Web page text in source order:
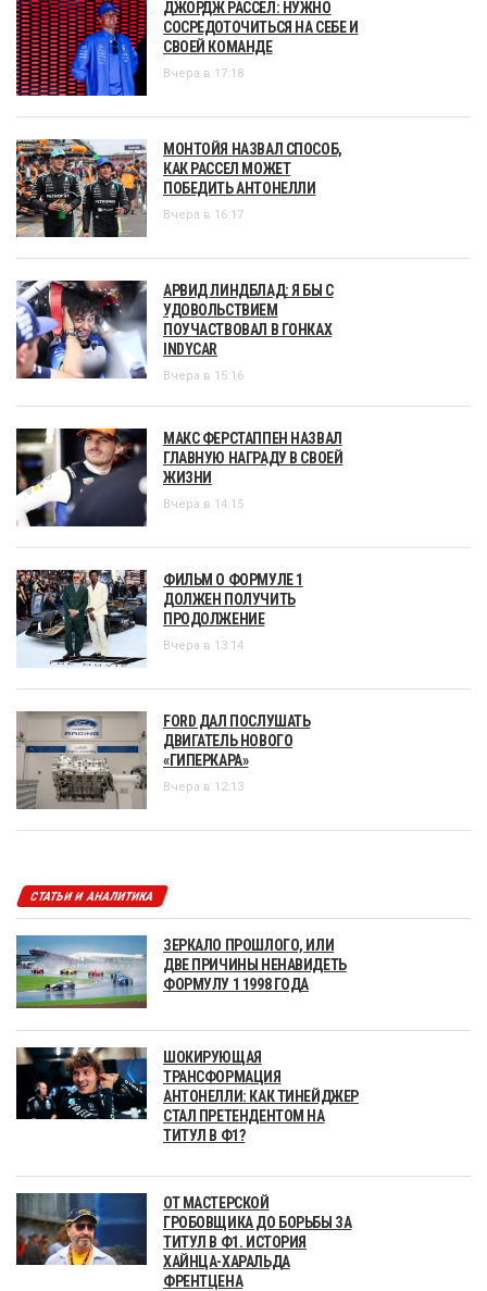
ДЖОРДЖ РАССЕЛ: НУЖНО
СОСРЕДОТОЧИТЬСЯ НА СЕБЕ И
СВОЕЙ КОМАНДЕ
Вчера в 17:18
МОНТОЙЯ НАЗВАЛ СПОСОБ,
КАК РАССЕЛ МОЖЕТ
ПОБЕДИТЬ АНТОНЕЛЛИ
Вчера в 16:17
АРВИД ЛИНДБЛАД: Я БЫ С
УДОВОЛЬСТВИЕМ
ПОУЧАСТВОВАЛ В ГОНКАХ
INDYCAR
Вчера в 15:16
МАКС ФЕРСТАППЕН НАЗВАЛ
ГЛАВНУЮ НАГРАДУ В СВОЕЙ
ЖИЗНИ
Вчера в 14:15
ФИЛЬМ О ФОРМУЛЕ 1
ДОЛЖЕН ПОЛУЧИТЬ
ПРОДОЛЖЕНИЕ
Вчера в 13:14
FORD ДАЛ ПОСЛУШАТЬ
ДВИГАТЕЛЬ НОВОГО
«ГИПЕРКАРА»
Вчера в 12:13
СТАТЬИ И АНАЛИТИКА
ЗЕРКАЛО ПРОШЛОГО, ИЛИ
ДВЕ ПРИЧИНЫ НЕНАВИДЕТЬ
ФОРМУЛУ 1 1998 ГОДА
ШОКИРУЮЩАЯ
ТРАНСФОРМАЦИЯ
АНТОНЕЛЛИ: КАК ТИНЕЙДЖЕР
СТАЛ ПРЕТЕНДЕНТОМ НА
ТИТУЛ В Ф1?
ОТ МАСТЕРСКОЙ
ГРОБОВЩИКА ДО БОРЬБЫ ЗА
ТИТУЛ В Ф1. ИСТОРИЯ
ХАЙНЦА-ХАРАЛЬДА
ФРЕНТЦЕНА